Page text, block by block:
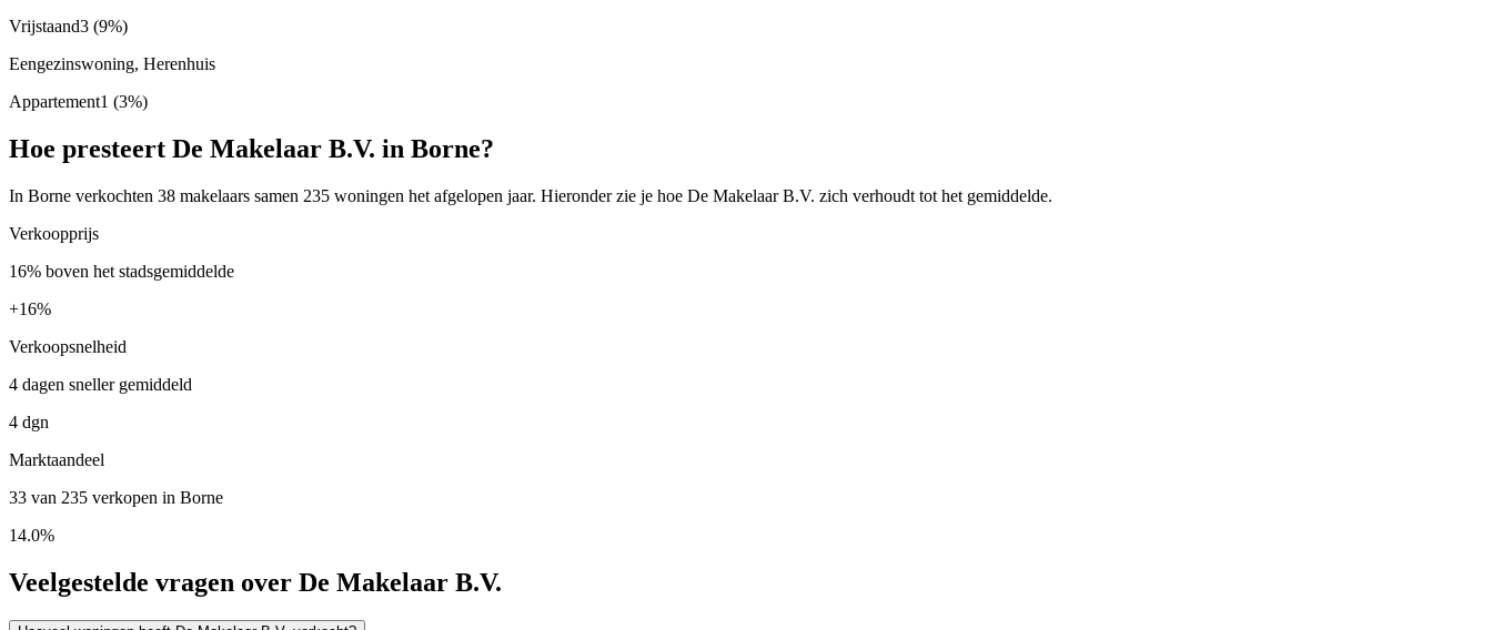
Vrijstaand3 (9%)
Eengezinswoning, Herenhuis
Appartement1 (3%)
Hoe presteert De Makelaar B.V. in Borne?
In Borne verkochten 38 makelaars samen 235 woningen het afgelopen jaar. Hieronder zie je hoe De Makelaar B.V. zich verhoudt tot het gemiddelde.
Verkoopprijs
16% boven het stadsgemiddelde
+16%
Verkoopsnelheid
4 dagen sneller gemiddeld
4 dgn
Marktaandeel
33 van 235 verkopen in Borne
14.0%
Veelgestelde vragen over De Makelaar B.V.